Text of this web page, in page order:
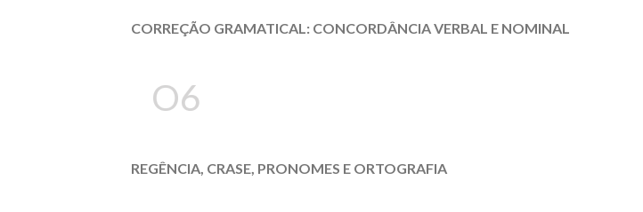
CORREÇÃO GRAMATICAL: CONCORDÂNCIA VERBAL E NOMINAL
O6
REGÊNCIA, CRASE, PRONOMES E ORTOGRAFIA